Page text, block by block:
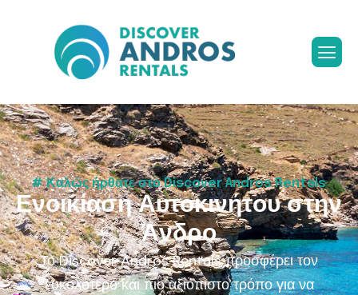
# Καλώς ήρθατε στο Discover Andros Rentals
Ενοικίαση Αυτοκινήτου στην
Άνδρο
Το Discover Andros Rentals προσφέρει τον
ευκολότερο και πιο αξιόπιστο τρόπο για να